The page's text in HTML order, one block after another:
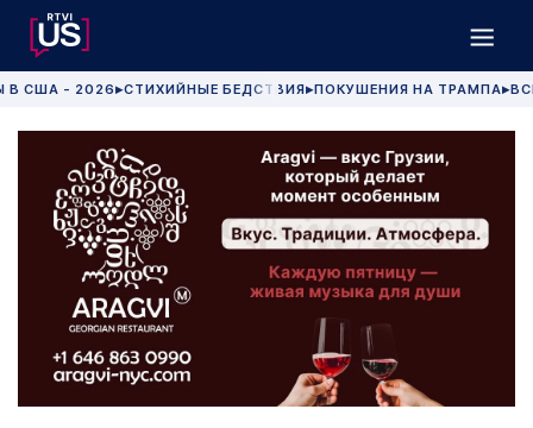
В США - 2026 ▶СТИХИЙНЫЕ БЕДСТВИЯ▶ПОКУШЕНИЯ НА ТРАМПА▶